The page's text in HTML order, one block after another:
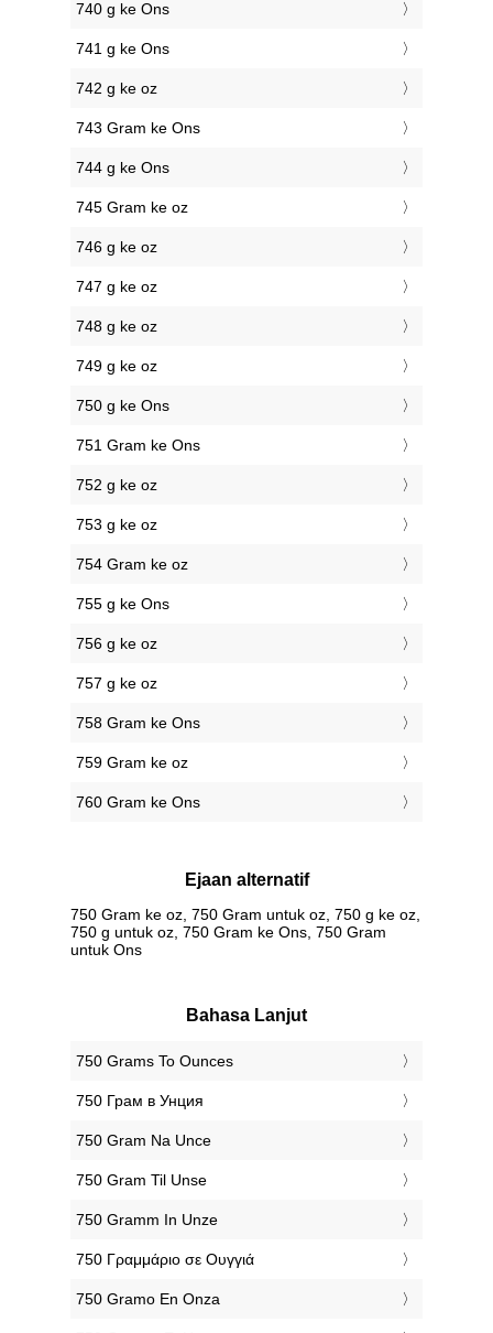
740 g ke Ons
741 g ke Ons
742 g ke oz
743 Gram ke Ons
744 g ke Ons
745 Gram ke oz
746 g ke oz
747 g ke oz
748 g ke oz
749 g ke oz
750 g ke Ons
751 Gram ke Ons
752 g ke oz
753 g ke oz
754 Gram ke oz
755 g ke Ons
756 g ke oz
757 g ke oz
758 Gram ke Ons
759 Gram ke oz
760 Gram ke Ons
Ejaan alternatif
750 Gram ke oz, 750 Gram untuk oz, 750 g ke oz,
750 g untuk oz, 750 Gram ke Ons, 750 Gram
untuk Ons
Bahasa Lanjut
‎750 Grams To Ounces
‎750 Грам в Унция
‎750 Gram Na Unce
‎750 Gram Til Unse
‎750 Gramm In Unze
‎750 Γραμμάριο σε Ουγγιά
‎750 Gramo En Onza